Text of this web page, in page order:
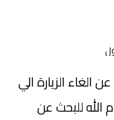
الزيارة الي
الله للبحث عن